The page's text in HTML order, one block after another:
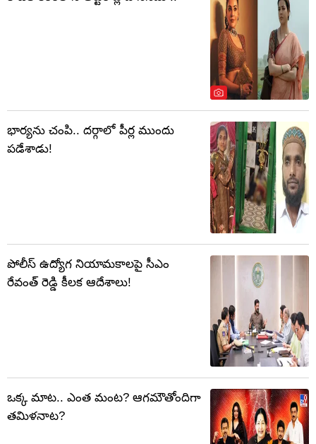
భార్యను చంపి.. దర్గాలో పీర్ల ముందు
పడేశాడు!
పోలీస్ ఉద్యోగ నియామకాలపై సీఎం
రేవంత్ రెడ్డి కీలక ఆదేశాలు!
ఒక్క మాట.. ఎంత మంట? ఆగమౌతోందిగా
తమిళనాట?